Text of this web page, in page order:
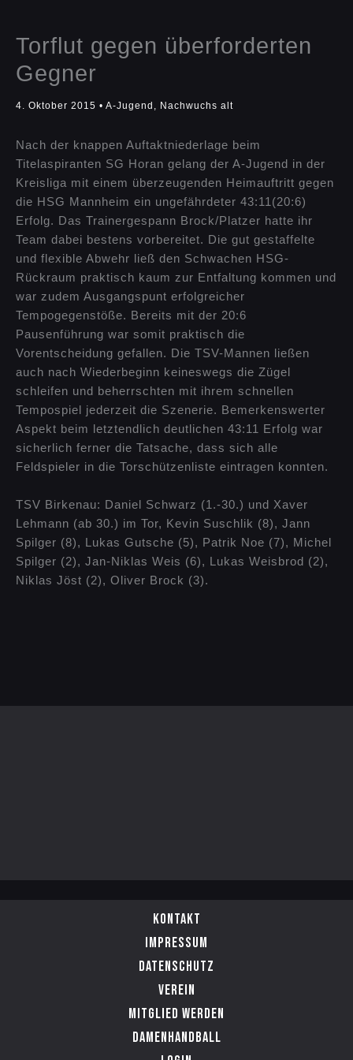
Torflut gegen überforderten
Gegner
4. Oktober 2015 • A-Jugend , Nachwuchs alt
Nach der knappen Auftaktniederlage beim
Titelaspiranten SG Horan gelang der A-Jugend in der
Kreisliga mit einem überzeugenden Heimauftritt gegen
die HSG Mannheim ein ungefährdeter 43:11(20:6)
Erfolg. Das Trainergespann Brock/Platzer hatte ihr
Team dabei bestens vorbereitet. Die gut gestaffelte
und flexible Abwehr ließ den Schwachen HSG-
Rückraum praktisch kaum zur Entfaltung kommen und
war zudem Ausgangspunt erfolgreicher
Tempogegenstöße. Bereits mit der 20:6
Pausenführung war somit praktisch die
Vorentscheidung gefallen. Die TSV-Mannen ließen
auch nach Wiederbeginn keineswegs die Zügel
schleifen und beherrschten mit ihrem schnellen
Tempospiel jederzeit die Szenerie. Bemerkenswerter
Aspekt beim letztendlich deutlichen 43:11 Erfolg war
sicherlich ferner die Tatsache, dass sich alle
Feldspieler in die Torschützenliste eintragen konnten.
TSV Birkenau: Daniel Schwarz (1.-30.) und Xaver
Lehmann (ab 30.) im Tor, Kevin Suschlik (8), Jann
Spilger (8), Lukas Gutsche (5), Patrik Noe (7), Michel
Spilger (2), Jan-Niklas Weis (6), Lukas Weisbrod (2),
Niklas Jöst (2), Oliver Brock (3).
Kontakt
Impressum
Datenschutz
Verein
Mitglied werden
Damenhandball